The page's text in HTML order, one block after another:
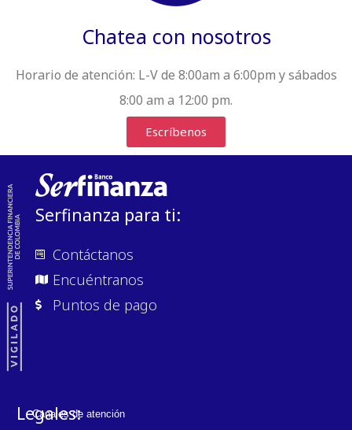
Chatea con nosotros
Horario de atención: L-V de 8:00am a 6:00pm y sábados
8:00 am a 12:00 pm.
Escríbenos
Serfinanza para ti:
Contáctanos
Encuéntranos
Puntos de pago
Legales:
Canales de atención